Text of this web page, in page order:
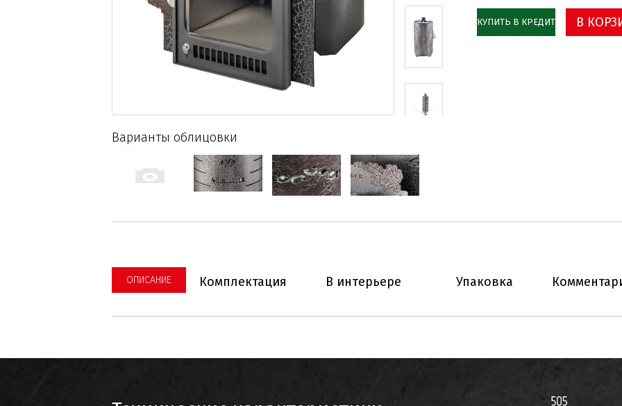
КУПИТЬ В КРЕДИТ В
Варианты облицовки
ОПИСАНИЕ Комплектация В интерьере Упаковка